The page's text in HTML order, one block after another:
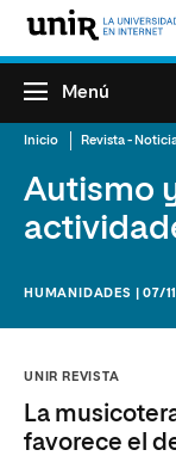
Menú
Inicio Revista -
Autismo
HUMANIDADES | 07/
UNIR REVISTA
La
favorece el